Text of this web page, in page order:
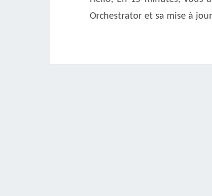
Orchestrator et sa mise à